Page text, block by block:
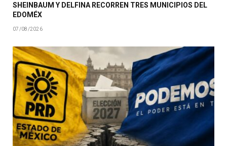
SHEINBAUM Y DELFINA RECORREN TRES MUNICIPIOS DEL
EDOMÉX
07/08/2026